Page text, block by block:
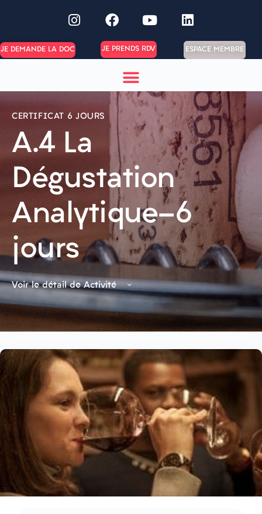
JE DEMANDE LA DOC JE PRENDS RDV ESPACE MEMBRE
CERTIFICAT 6 JOURS
A.4 La
Dégustation
Analytique-6
jours
Voir le détail de Activité